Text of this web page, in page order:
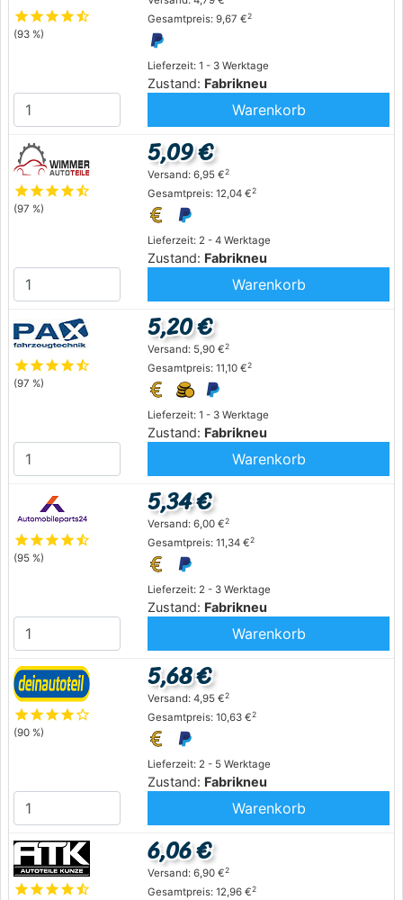
starstarstarstarstar_half
(93 %)
Lieferzeit: 1 - 3 Werktage
Zustand: Fabrikneu
Gesamtpreis: 9,67 €2
Warenkorb
starstarstarstarstar_half
(97 %)
Lieferzeit: 2 - 4 Werktage
Zustand: Fabrikneu
5,09 €
Versand: 6,95 €2
Gesamtpreis: 12,04 €2
Warenkorb
starstarstarstarstar_half
(97 %)
Lieferzeit: 1 - 3 Werktage
Zustand: Fabrikneu
5,20 €
Versand: 5,90 €2
Gesamtpreis: 11,10 €2
Warenkorb
starstarstarstarstar_half
(95 %)
Lieferzeit: 2 - 3 Werktage
Zustand: Fabrikneu
5,34 €
Versand: 6,00 €2
Gesamtpreis: 11,34 €2
Warenkorb
starstarstarstarstar_outline
(90 %)
Lieferzeit: 2 - 5 Werktage
Zustand: Fabrikneu
5,68 €
Versand: 4,95 €2
Gesamtpreis: 10,63 €2
Warenkorb
starstarstarstarstar_half
6,06 €
Versand: 6,90 €2
Gesamtpreis: 12,96 €2